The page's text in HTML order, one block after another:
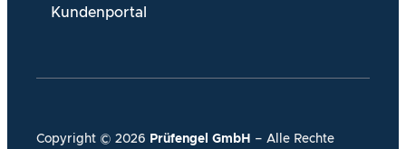
Kundenportal
Copyright © 2026 Prüfengel GmbH – Alle Rechte